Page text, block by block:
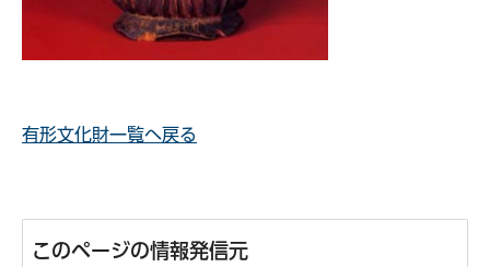
有形文化財一覧へ戻る
このページの情報発信元